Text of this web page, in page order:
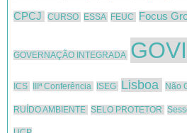
CPCJ
CURSO ESSA FEUC Focus
GOVERNAÇÃO INTEGRADA
ICS IIIª Conferência ISEG Lisboa Não
RUÍDO AMBIENTE SELO PROTETOR